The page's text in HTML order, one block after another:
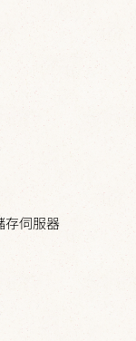
存伺服器